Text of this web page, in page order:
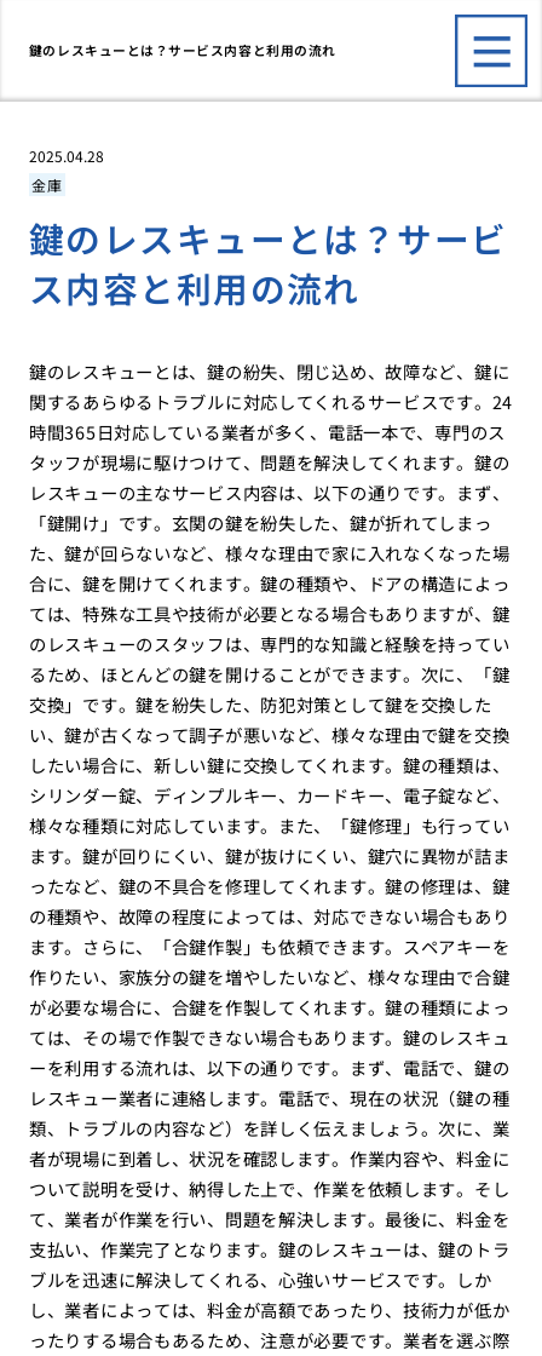
鍵のレスキューとは？サービス内容と利用の流れ
2025.04.28
金庫
鍵のレスキューとは？サービ
ス内容と利用の流れ
鍵のレスキューとは、鍵の紛失、閉じ込め、故障など、鍵に
関するあらゆるトラブルに対応してくれるサービスです。24
時間365日対応している業者が多く、電話一本で、専門のス
タッフが現場に駆けつけて、問題を解決してくれます。鍵の
レスキューの主なサービス内容は、以下の通りです。まず、
「鍵開け」です。玄関の鍵を紛失した、鍵が折れてしまっ
た、鍵が回らないなど、様々な理由で家に入れなくなった場
合に、鍵を開けてくれます。鍵の種類や、ドアの構造によっ
ては、特殊な工具や技術が必要となる場合もありますが、鍵
のレスキューのスタッフは、専門的な知識と経験を持ってい
るため、ほとんどの鍵を開けることができます。次に、「鍵
交換」です。鍵を紛失した、防犯対策として鍵を交換した
い、鍵が古くなって調子が悪いなど、様々な理由で鍵を交換
したい場合に、新しい鍵に交換してくれます。鍵の種類は、
シリンダー錠、ディンプルキー、カードキー、電子錠など、
様々な種類に対応しています。また、「鍵修理」も行ってい
ます。鍵が回りにくい、鍵が抜けにくい、鍵穴に異物が詰ま
ったなど、鍵の不具合を修理してくれます。鍵の修理は、鍵
の種類や、故障の程度によっては、対応できない場合もあり
ます。さらに、「合鍵作製」も依頼できます。スペアキーを
作りたい、家族分の鍵を増やしたいなど、様々な理由で合鍵
が必要な場合に、合鍵を作製してくれます。鍵の種類によっ
ては、その場で作製できない場合もあります。鍵のレスキュ
ーを利用する流れは、以下の通りです。まず、電話で、鍵の
レスキュー業者に連絡します。電話で、現在の状況（鍵の種
類、トラブルの内容など）を詳しく伝えましょう。次に、業
者が現場に到着し、状況を確認します。作業内容や、料金に
ついて説明を受け、納得した上で、作業を依頼します。そし
て、業者が作業を行い、問題を解決します。最後に、料金を
支払い、作業完了となります。鍵のレスキューは、鍵のトラ
ブルを迅速に解決してくれる、心強いサービスです。しか
し、業者によっては、料金が高額であったり、技術力が低か
ったりする場合もあるため、注意が必要です。業者を選ぶ際